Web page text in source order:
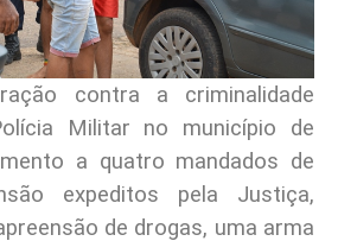
contra a criminalidade
Militar no município de
a quatro mandados de
expeditos pela Justiça,
de drogas, uma arma